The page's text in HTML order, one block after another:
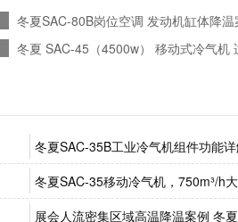
冬夏SAC-80B岗位空调 发动机缸体降温
冬夏 SAC-45（4500w） 移动式冷气机
冬夏SAC-35B工业冷气机组件功能
冬夏SAC-35移动冷气机，750m³/h
展会人流密集区域高温降温案例 冬